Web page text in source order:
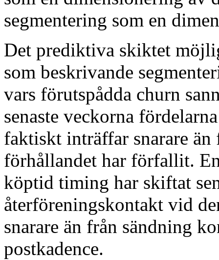
segmentering som en
Det prediktiva skiktet
som beskrivande
vars förutspådda churn
senaste veckorna
faktiskt inträffar snarare
förhållandet har förfallit.
köptid timing har skiftat
återföreningskontakt vid
snarare än från sändning
postkadence.